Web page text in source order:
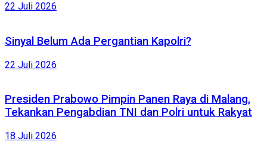
22 Juli 2026
Sinyal Belum Ada Pergantian Kapolri?
22 Juli 2026
Presiden Prabowo Pimpin Panen Raya di Malang,
Tekankan Pengabdian TNI dan Polri untuk Rakyat
18 Juli 2026